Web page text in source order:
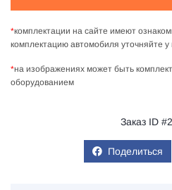
*комплектации на сайте имеют
комплектацию автомобиля уточняйте
*на изображениях может быть
оборудованием
Заказ ID
Поделиться